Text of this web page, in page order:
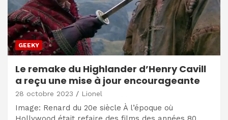
GEEKY
Le remake du Highlander d’Henry Cavill
a reçu une mise à jour encourageante
28 octobre 2023 Lionel
Image: Renard du 20e siècle À l’époque où